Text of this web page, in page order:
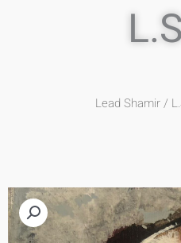
Lead Shamir/